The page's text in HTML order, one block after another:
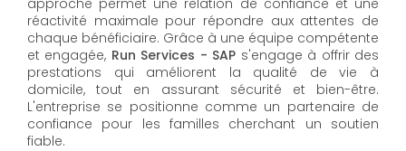
approche permet une relation de confiance et une
réactivité maximale pour répondre aux attentes de
chaque bénéficiaire. Grâce à une équipe compétente
et engagée, Run Services - SAP s'engage à offrir des
prestations qui améliorent la qualité de vie à
domicile, tout en assurant sécurité et bien-être.
L'entreprise se positionne comme un partenaire de
confiance pour les familles cherchant un soutien
fiable.